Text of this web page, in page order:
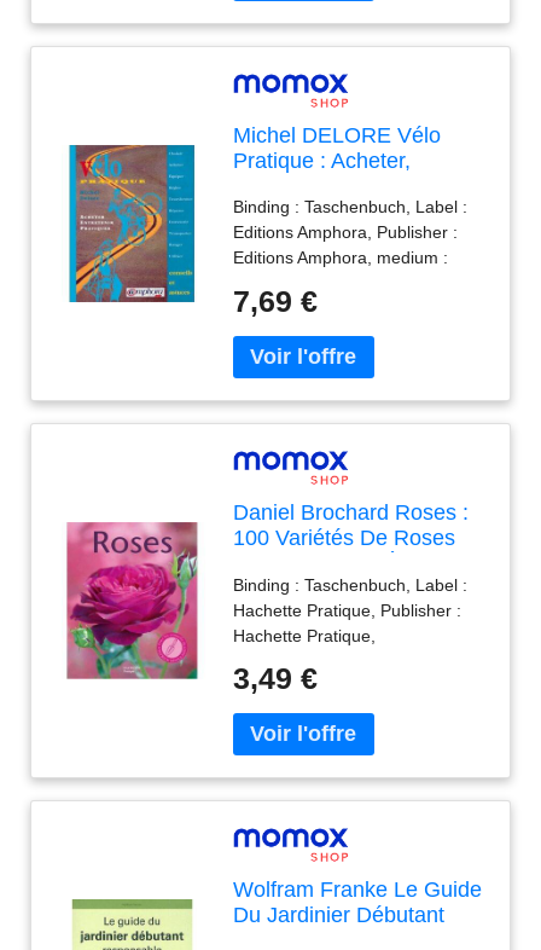
Michel DELORE Vélo
Pratique : Acheter,
Conseils Et Astuces
Binding : Taschenbuch, Label :
Editions Amphora, Publisher :
Editions Amphora, medium :
2000-09-27, authors : Michel
DELORE, ISBN : 2851803204
7,69 €
Daniel Brochard Roses :
100 Variétés De Roses
Vos Besoins, Les
Conseils D'Un Spécialiste
Pour Bien Choisir Et
Entretenir Vos Rosiers
Binding : Taschenbuch, Label :
Hachette Pratique, Publisher :
Hachette Pratique,
Taschenbuch, publicationDate :
2006-02-04, authors : Daniel
Brochard, Patrick Mioulane,
ISBN : 201625162X
3,49 €
Wolfram Franke Le Guide
Du Jardinier Débutant